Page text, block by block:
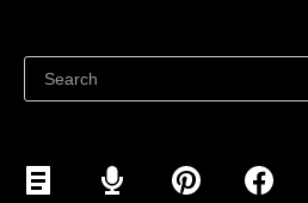
Prodaja na Instagramu